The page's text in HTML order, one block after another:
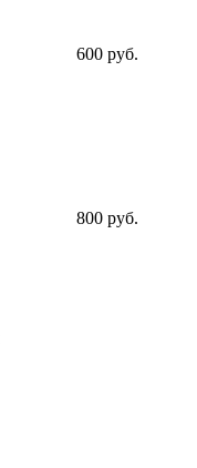
600 руб.
800 руб.